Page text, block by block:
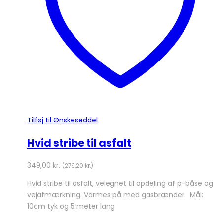
Tilføj til Ønskeseddel
Hvid stribe til asfalt
349,00 kr. (279,20 kr.)
Hvid stribe til asfalt, velegnet til opdeling af p-båse og
vejafmærkning. Varmes på med gasbrænder. Mål:
10cm tyk og 5 meter lang